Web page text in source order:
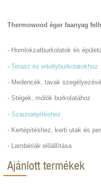
Thermowood éger faanyag
- Homlokzatburkolatok és
- Terasz és erkélyburkolatokhoz
- Medencék, tavak
- Stégek, mólók burkolatához
- Szaunaépítéshez
- Kertépítéshez, kerti utak és
- Lambériák előállítása
Ajánlott termékek